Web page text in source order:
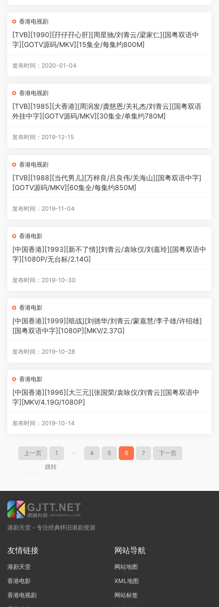
香港电视剧
[TVB][1990][孖仔孖心肝][周星驰/刘青云/梁家仁][国粤双语中
字][GOTV源码/MKV][15集全/每集约800M]
发布时间：2020-01-04
香港电视剧
[TVB][1985][大香港][周润发/龚慈恩/关礼杰/刘青云][国粤双语
外挂中字][GOTV源码/MKV][30集全/单集约780M]
发布时间：2019-12-15
香港电视剧
[TVB][1988][当代男儿][万梓良/吕良伟/关海山][国粤双语中字]
[GOTV源码/MKV][60集全/每集约850M]
发布时间：2019-11-04
香港电影
[中国香港][1993][新不了情][刘青云/袁咏仪/刘嘉玲][国粤双语中
字][1080P/无台标/2.14G]
发布时间：2019-10-30
香港电影
[中国香港][1999][暗战][刘德华/刘青云/蒙嘉慧/李子雄/许绍雄]
[国粤双语中字][1080P][MKV/2.37G]
发布时间：2019-10-28
香港电影
[中国香港][1996][大三元][张国荣/袁咏仪/刘青云][国粤双语中
字][MKV/4.19G/1080P]
发布时间：2019-10-14
上一页 1 ··· 4 5 6 7
下一页
跳转
港剧天堂 - 专注经典怀旧港剧资源
友情链接
港剧天堂
香港电影
香港电视剧
网站导航
网站地图
XML地图
网站标签